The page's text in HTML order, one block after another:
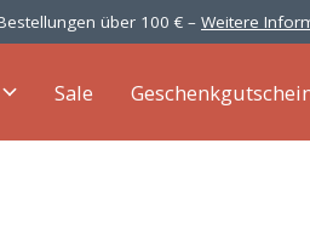
über 100 € – Weitere
Sale